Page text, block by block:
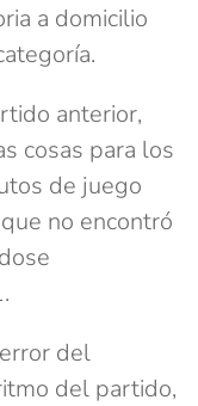
a domicilio
anterior,
cosas para los
de juego
no encontró
del
del partido,